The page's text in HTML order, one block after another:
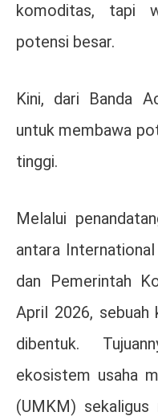
komoditas, tapi
potensi besar.
Kini, dari Banda
untuk membawa
tinggi.
Melalui
antara
dan Pemerintah
April 2026,
dibentuk.
ekosistem usaha
(UMKM) sekaligus